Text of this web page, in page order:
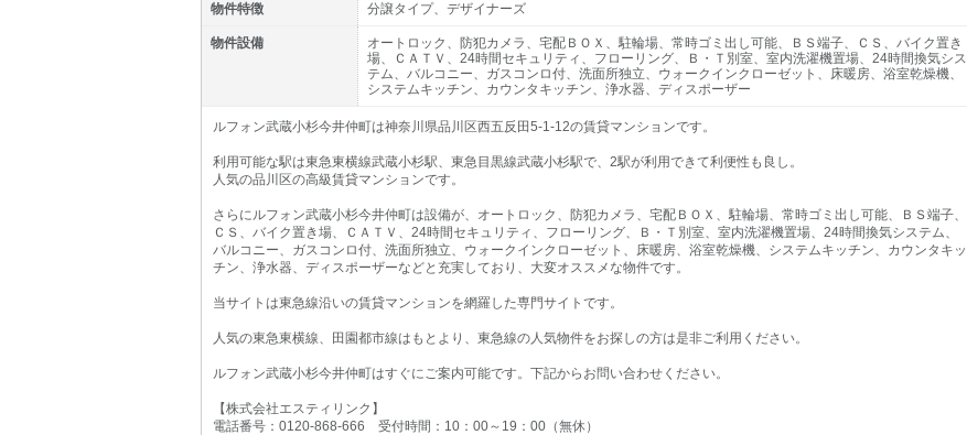
物件特徴 分譲タイプ、デザイナーズ
物件設備
オートロック、防犯カメラ、宅配ＢＯＸ、駐輪場、常時ゴミ出し可能、ＢＳ端子、ＣＳ、バイク置き
場、ＣＡＴＶ、24時間セキュリティ、フローリング、Ｂ・Ｔ別室、室内洗濯機置場、24時間換気シス
テム、バルコニー、ガスコンロ付、洗面所独立、ウォークインクローゼット、床暖房、浴室乾燥機、
システムキッチン、カウンタキッチン、浄水器、ディスポーザー
ルフォン武蔵小杉今井仲町は神奈川県品川区西五反田5-1-12の賃貸マンションです。
利用可能な駅は東急東横線武蔵小杉駅、東急目黒線武蔵小杉駅で、2駅が利用できて利便性も良し。
人気の品川区の高級賃貸マンションです。
さらにルフォン武蔵小杉今井仲町は設備が、オートロック、防犯カメラ、宅配ＢＯＸ、駐輪場、常時ゴミ出し可能、ＢＳ端子、
ＣＳ、バイク置き場、ＣＡＴＶ、24時間セキュリティ、フローリング、Ｂ・Ｔ別室、室内洗濯機置場、24時間換気システム、
バルコニー、ガスコンロ付、洗面所独立、ウォークインクローゼット、床暖房、浴室乾燥機、システムキッチン、カウンタキッ
チン、浄水器、ディスポーザーなどと充実しており、大変オススメな物件です。
当サイトは東急線沿いの賃貸マンションを網羅した専門サイトです。
人気の東急東横線、田園都市線はもとより、東急線の人気物件をお探しの方は是非ご利用ください。
ルフォン武蔵小杉今井仲町はすぐにご案内可能です。下記からお問い合わせください。
【株式会社エスティリンク】
電話番号：0120-868-666 受付時間：10：00～19：00（無休）